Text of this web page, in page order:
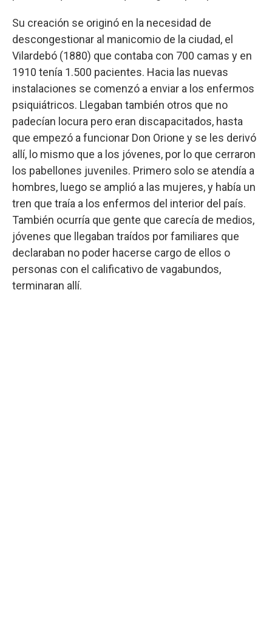
Su creación se originó en la necesidad de
descongestionar al manicomio de la ciudad, el
Vilardebó (1880) que contaba con 700 camas y en
1910 tenía 1.500 pacientes. Hacia las nuevas
instalaciones se comenzó a enviar a los enfermos
psiquiátricos. Llegaban también otros que no
padecían locura pero eran discapacitados, hasta
que empezó a funcionar Don Orione y se les derivó
allí, lo mismo que a los jóvenes, por lo que cerraron
los pabellones juveniles. Primero solo se atendía a
hombres, luego se amplió a las mujeres, y había un
tren que traía a los enfermos del interior del país.
También ocurría que gente que carecía de medios,
jóvenes que llegaban traídos por familiares que
declaraban no poder hacerse cargo de ellos o
personas con el calificativo de vagabundos,
terminaran allí.